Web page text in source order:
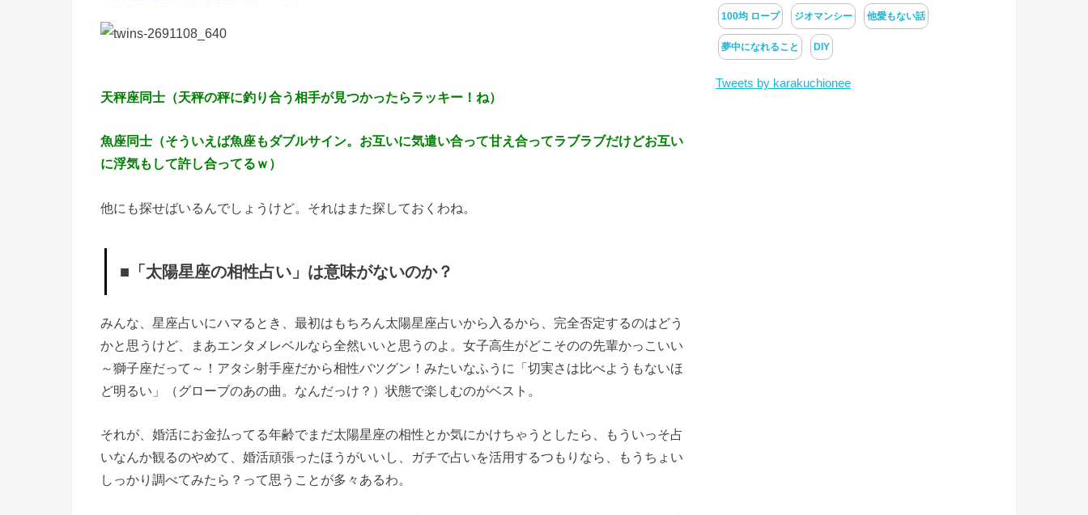
天秤座同士（天秤の秤に釣り合う相手が見つかったらラッキー！ね）
魚座同士（そういえば魚座もダブルサイン。お互いに気遣い合って甘え合ってラブラブだけどお互い
に浮気もして許し合ってるｗ）
他にも探せばいるんでしょうけど。それはまた探しておくわね。
■「太陽星座の相性占い」は意味がないのか？
みんな、星座占いにハマるとき、最初はもちろん太陽星座占いから入るから、完全否定するのはどう
かと思うけど、まあエンタメレベルなら全然いいと思うのよ。女子高生がどこそのの先輩かっこいい
～獅子座だって～！アタシ射手座だから相性バツグン！みたいなふうに「切実さは比べようもないほ
ど明るい」（グローブのあの曲。なんだっけ？）状態で楽しむのがベスト。
それが、婚活にお金払ってる年齢でまだ太陽星座の相性とか気にかけちゃうとしたら、もういっそ占
いなんか観るのやめて、婚活頑張ったほうがいいし、ガチで占いを活用するつもりなら、もうちょい
しっかり調べてみたら？って思うことが多々あるわ。
100均 ロープ ジオマンシー 他愛もない話
夢中になれること DIY
Tweets by karakuchionee